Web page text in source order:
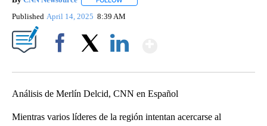
Published April 14, 2025 8:39 AM
Análisis de Merlín Delcid, CNN en Español
Mientras varios líderes de la región intentan acercarse al